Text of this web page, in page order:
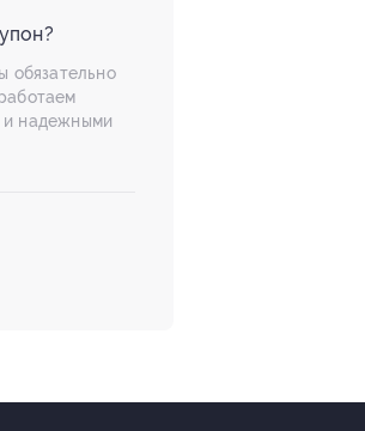
обязательно
и надежными